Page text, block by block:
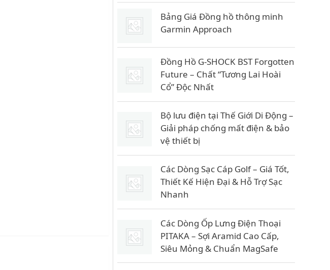
Bảng Giá Đồng hồ thông minh
Garmin Approach
Đồng Hồ G-SHOCK BST Forgotten
Future – Chất “Tương Lai Hoài
Cổ” Độc Nhất
Bộ lưu điện tại Thế Giới Di Động –
Giải pháp chống mất điện & bảo
vệ thiết bị
Các Dòng Sạc Cáp Golf – Giá Tốt,
Thiết Kế Hiện Đại & Hỗ Trợ Sạc
Nhanh
Các Dòng Ốp Lưng Điện Thoại
PITAKA – Sợi Aramid Cao Cấp,
Siêu Mỏng & Chuẩn MagSafe